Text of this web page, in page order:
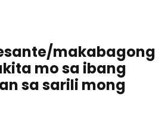
makabagong
mo sa ibang
sa sarili mong